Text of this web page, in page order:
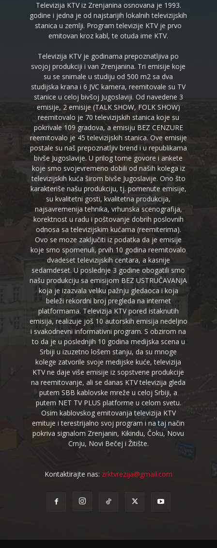
Televizija KTV iz Zrenjanina osnovana je 1993.
godine i jedna je od najstarijih lokalnih televizijskih
stanica u zemlji. Program televizije KTV je prvo
emitovan kroz kabl, te otuda ime KTV.
Televizija KTV je godinama prepoznatljiva po
svojoj produkciji i van Zrenjanina. Tri emisije koje
su se snimale u studiju od 500 m2 sa dva
studijska krana i 6 JVC kamera, reemitovale su TV
stanice u celoj bivšoj Jugoslaviji. Od navedene 3
emisije, 2 emisije (TALK SHOW, FOLK SHOW)
reemitovalo je 70 televizijskih stanica koje su
pokrivale 109 gradova, a emisiju BEZ CENZURE
reemitovalo je 45 televizijskih stanica. Ove emisije
postale su naš prepoznatljiv brend i u republikama
bivše Jugoslavije. U prilog tome govore i ankete
koje smo svojevremeno dobili od naših kolega iz
televizijskih kuća širom bivše Jugoslavije. Ono što
karakteriše našu produkciju, tj. pomenute emisije,
su kvalitetni gosti, kvalitetna produkcija,
najsavremenija tehnika, vrhunska scenografija,
korektnost u radu i poštovanje dobrih poslovnih
odnosa sa televizijskim kućama (reemiterima).
Ovo se moze zaključiti iz podatka da je emisije
koje smo spomenuli, prvih 10 godina reemitovalo
dvadeset televizijskih centara, a kasnije
sedamdeset. U poslednje 3 godine obogatili smo
našu produkciju sa emisijom BEZ USTRUČAVANJA
koja je izazvala veliku pažnju gledaoca i koja
beleži rekordni broj pregleda na internet
platformama. Televizija KTV pored istaknutih
emisija, realizuje još 10 autorskih emisija nedeljno
i svakodnevni informativni program. S obzirom na
to da je u poslednjih 10 godina medijska scena u
Srbiji u izuzetno lošem stanju, da su mnoge
kolege zatvorile svoje medijske kuće, televizija
KTV ne daje više emisije iz sopstvene produkcije
na reemitovanje, ali se danas KTV televizija gleda
putem SBB kablovske mreže u celoj Srbiji, a
putem NET TV PLUS platforme u celom svetu.
Osim kablovskog emitovanja televizija KTV
emituje i terestrijalno svoj program i na taj način
pokriva signalom Zrenjanin, Kikindu, Čoku, Novu
Crnju, Novi Bečej i Žitište.
Kontaktirajte nas: zrktvrezija@gmail.com